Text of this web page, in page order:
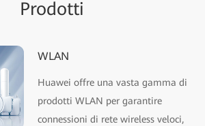
Prodotti
WLAN
Huawei offre una vasta gamma di
prodotti WLAN per garantire
connessioni di rete wireless veloci,